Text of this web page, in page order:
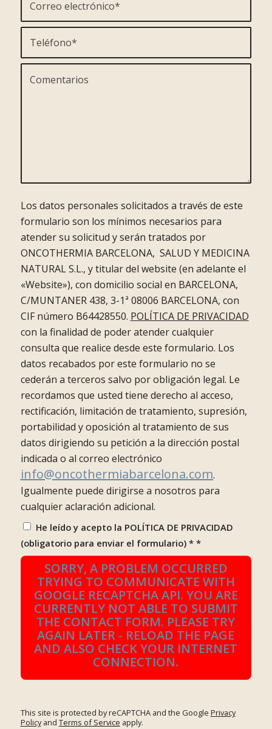
Los datos personales solicitados a través de este
formulario son los mínimos necesarios para
atender su solicitud y serán tratados por
ONCOTHERMIA BARCELONA, SALUD Y MEDICINA
NATURAL S.L., y titular del website (en adelante el
«Website»), con domicilio social en BARCELONA,
C/MUNTANER 438, 3-1ª 08006 BARCELONA, con
CIF número B64428550. POLÍTICA DE PRIVACIDAD
con la finalidad de poder atender cualquier
consulta que realice desde este formulario. Los
datos recabados por este formulario no se
cederán a terceros salvo por obligación legal. Le
recordamos que usted tiene derecho al acceso,
rectificación, limitación de tratamiento, supresión,
portabilidad y oposición al tratamiento de sus
datos dirigiendo su petición a la dirección postal
indicada o al correo electrónico
info@oncothermiabarcelona.com.
Igualmente puede dirigirse a nosotros para
cualquier aclaración adicional.
He leído y acepto la POLÍTICA DE PRIVACIDAD
(obligatorio para enviar el formulario) * *
SORRY, A PROBLEM OCCURRED
TRYING TO COMMUNICATE WITH
GOOGLE RECAPTCHA API. YOU ARE
CURRENTLY NOT ABLE TO SUBMIT
THE CONTACT FORM. PLEASE TRY
AGAIN LATER - RELOAD THE PAGE
AND ALSO CHECK YOUR INTERNET
CONNECTION.
This site is protected by reCAPTCHA and the Google Privacy
Policyand Terms of Service apply.